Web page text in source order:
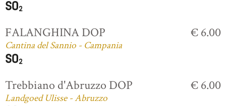
FALANGHINA DOP
Cantina del Sannio - Campania
€ 6.00
Trebbiano d'Abruzzo DOP
Landgoed Ulisse - Abruzzo
€ 6.00